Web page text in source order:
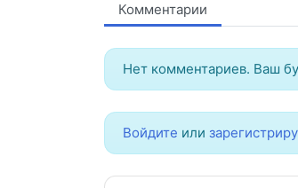
Комментарии
Нет комментариев. Ваш
Войдите или